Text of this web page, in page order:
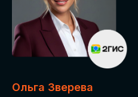
Ольга Зверева